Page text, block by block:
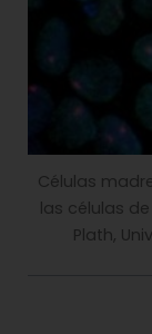
Células
las células
Plath,